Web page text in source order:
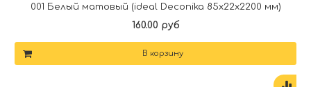
001 Белый матовый (ideal Deconika 85х22х2200 мм)
160.00 руб
В корзину